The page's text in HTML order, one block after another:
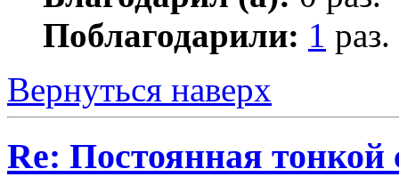
Поблагодарили: 1 раз.
Вернуться наверх
Re: Постоянная тонкой